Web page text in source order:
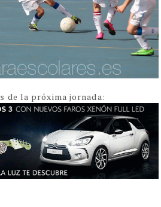
de la próxima jornada: